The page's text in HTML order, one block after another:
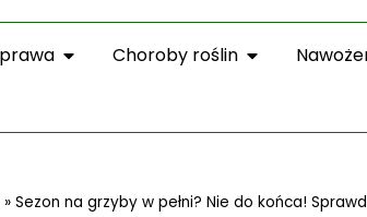
Choroby roślin
» Sezon na grzyby w pełni? Nie do końca!